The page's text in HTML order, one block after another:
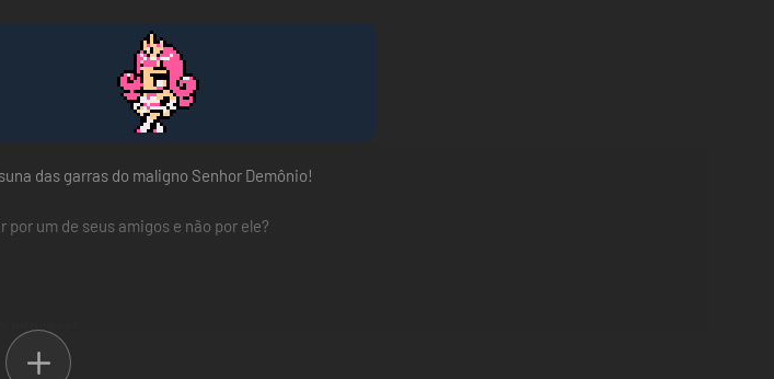
das garras do maligno Senhor Demônio!
um de seus amigos e não por ele?
princesa!